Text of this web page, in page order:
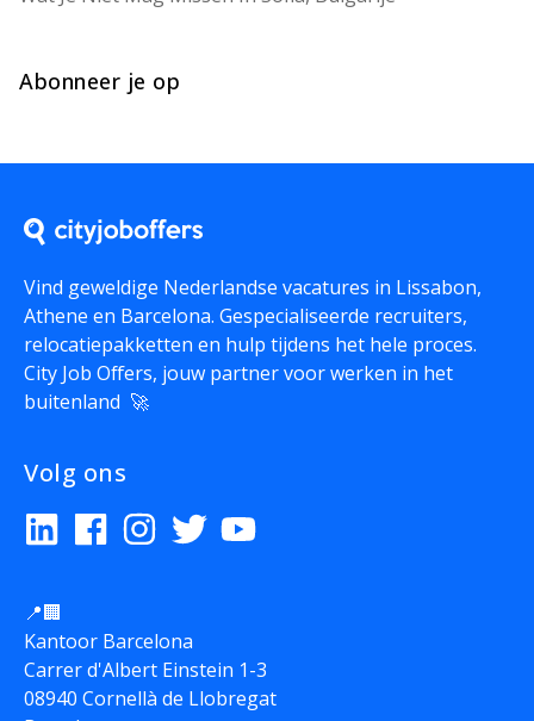
Abonneer je op
Vind geweldige Nederlandse vacatures in Lissabon,
Athene en Barcelona. Gespecialiseerde recruiters,
relocatiepakketten en hulp tijdens het hele proces.
City Job Offers, jouw partner voor werken in het
buitenland 🚀
Volg ons
📍🏢
Kantoor Barcelona
Carrer d'Albert Einstein 1-3
08940 Cornellà de Llobregat